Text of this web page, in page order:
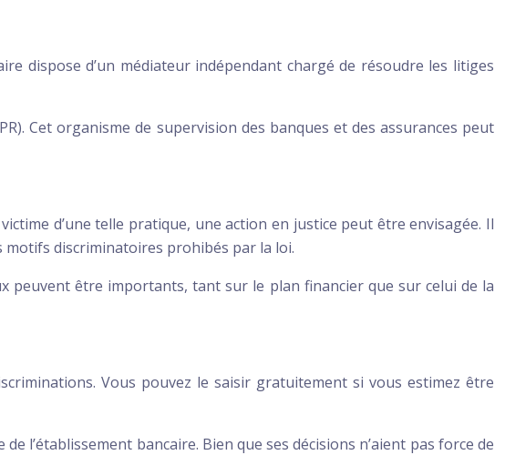
dispose d’un médiateur indépendant chargé de résoudre les litiges
Cet organisme de supervision des banques et des assurances peut
d’une telle pratique, une action en justice peut être envisagée. Il
motifs discriminatoires prohibés par la loi.
peuvent être importants, tant sur le plan financier que sur celui de la
Vous pouvez le saisir gratuitement si vous estimez être
l’établissement bancaire. Bien que ses décisions n’aient pas force de